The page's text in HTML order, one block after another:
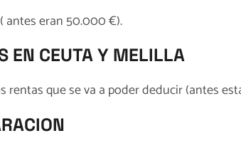
antes eran 50.000 €).
EN CEUTA Y MELILLA
rentas que se va a poder deducir (antes